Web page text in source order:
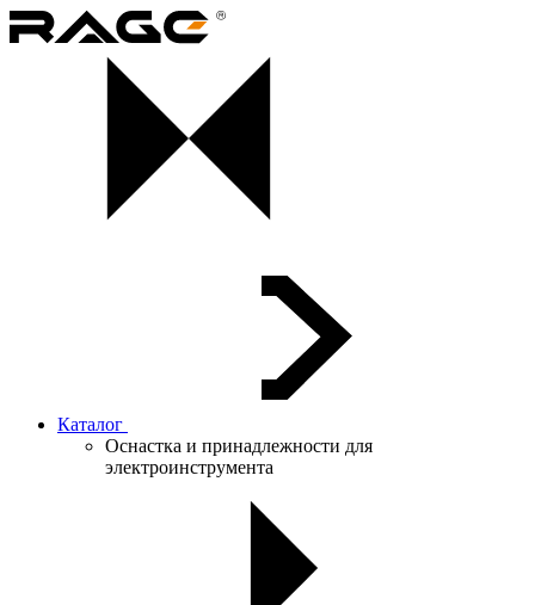
Каталог
Оснастка и принадлежности для
электроинструмента